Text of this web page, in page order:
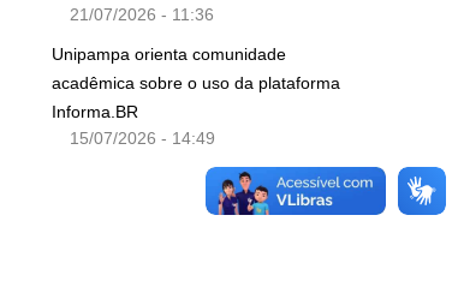
21/07/2026 - 11:36
Unipampa orienta comunidade
acadêmica sobre o uso da plataforma
Informa.BR
15/07/2026 - 14:49
mais not